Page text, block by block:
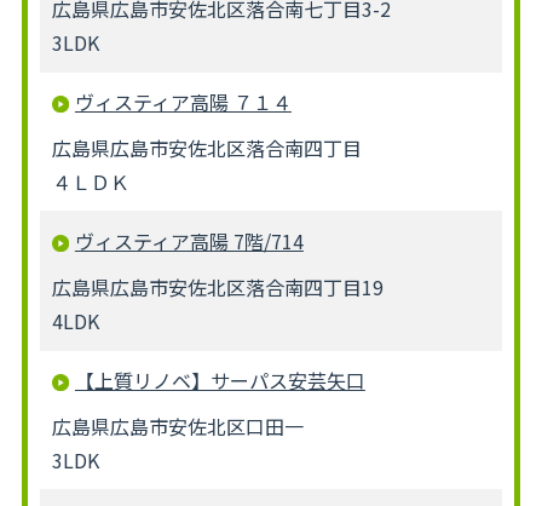
広島県広島市安佐北区落合南七丁目3-2
3LDK
ヴィスティア高陽 ７１４
広島県広島市安佐北区落合南四丁目
４ＬＤＫ
ヴィスティア高陽 7階/714
広島県広島市安佐北区落合南四丁目19
4LDK
【上質リノベ】サーパス安芸矢口
広島県広島市安佐北区口田一
3LDK